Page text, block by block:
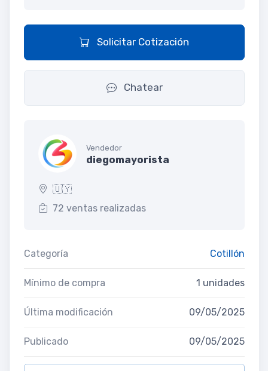
Solicitar Cotización
Chatear
Vendedor
diegomayorista
🇺🇾
72 ventas realizadas
Categoría Cotillón
Mínimo de compra 1 unidades
Última modificación 09/05/2025
Publicado 09/05/2025